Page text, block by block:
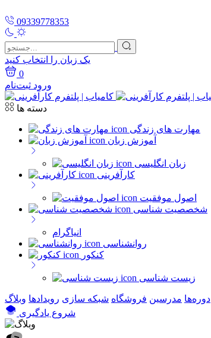
09339778353
یک زبان را انتخاب کنید
0
ورود ثبت‌نام
دسته ها
مهارت های زندگی
آموزش زبان
زبان انگلیسی
کارآفرینی
اصول موفقیت
شخصصیت شناسی
انیاگرام
روانشناسی
کنکور
زیست شناسی
دوره‌ها مدرسین فروشگاه شبکه سازی رویداد‌ها وبلاگ
شروع یادگیری